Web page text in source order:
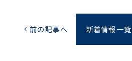
chevron_left 前の記事へ 新着情報一